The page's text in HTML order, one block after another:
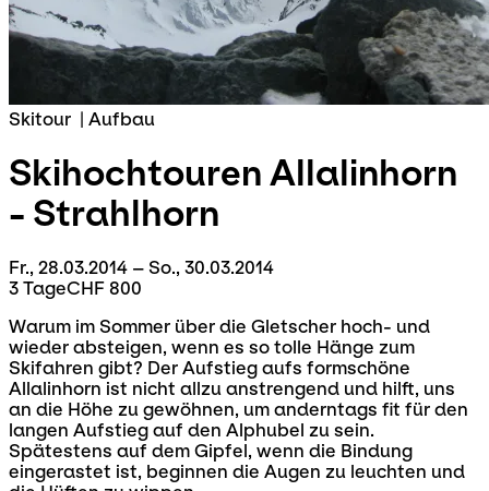
Skitour | Aufbau
Skihochtouren Allalinhorn
- Strahlhorn
Fr., 28.03.2014 – So., 30.03.2014
3 TageCHF 800
Warum im Sommer über die Gletscher hoch- und
wieder absteigen, wenn es so tolle Hänge zum
Skifahren gibt? Der Aufstieg aufs formschöne
Allalinhorn ist nicht allzu anstrengend und hilft, uns
an die Höhe zu gewöhnen, um anderntags fit für den
langen Aufstieg auf den Alphubel zu sein.
Spätestens auf dem Gipfel, wenn die Bindung
eingerastet ist, beginnen die Augen zu leuchten und